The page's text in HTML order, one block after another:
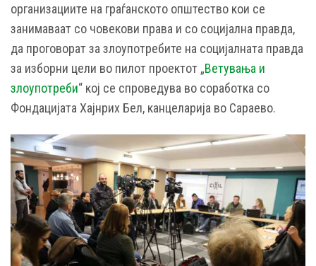
организациите на граѓанското општество кои се
занимаваат со човекови права и со социјална правда,
да проговорат за злоупотребите на социјалната правда
за изборни цели во пилот проектот „Ветувања и
злоупотреби“ кој се спроведува во соработка со
Фондацијата Хајнрих Бел, канцеларија во Сараево.